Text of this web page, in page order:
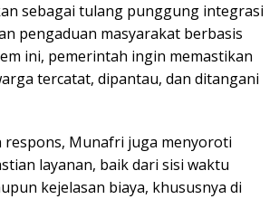
sebagai tulang punggung integrasi
pengaduan masyarakat berbasis
ini, pemerintah ingin memastikan
tercatat, dipantau, dan ditangani
respons, Munafri juga menyoroti
layanan, baik dari sisi waktu
kejelasan biaya, khususnya di